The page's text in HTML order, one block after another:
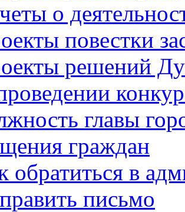
о
повестки
решений
главы
граждан
обратиться в
письмо